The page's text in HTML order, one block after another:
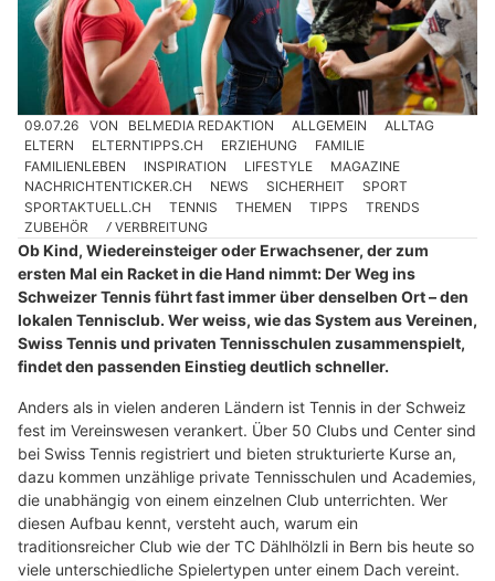
09.07.26 VON BELMEDIA REDAKTION ALLGEMEIN
ALLTAG
ELTERN
ELTERNTIPPS.CH ERZIEHUNG
FAMILIE
FAMILIENLEBEN
INSPIRATION LIFESTYLE
MAGAZINE
NACHRICHTENTICKER.CH
NEWS SICHERHEIT
SPORT
SPORTAKTUELL.CH
TENNIS THEMEN TIPPS
TRENDS
ZUBEHÖR
Ⳇ VERBREITUNG
Ob Kind, Wiedereinsteiger oder Erwachsener, der zum
ersten Mal ein Racket in die Hand nimmt: Der Weg ins
Schweizer Tennis führt fast immer über denselben Ort – den
lokalen Tennisclub. Wer weiss, wie das System aus Vereinen,
Swiss Tennis und privaten Tennisschulen zusammenspielt,
findet den passenden Einstieg deutlich schneller.
Anders als in vielen anderen Ländern ist Tennis in der Schweiz
fest im Vereinswesen verankert. Über 50 Clubs und Center sind
bei Swiss Tennis registriert und bieten strukturierte Kurse an,
dazu kommen unzählige private Tennisschulen und Academies,
die unabhängig von einem einzelnen Club unterrichten. Wer
diesen Aufbau kennt, versteht auch, warum ein
traditionsreicher Club wie der TC Dählhölzli in Bern bis heute so
viele unterschiedliche Spielertypen unter einem Dach vereint.